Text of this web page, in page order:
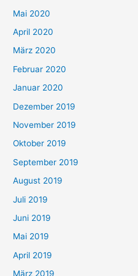
Mai 2020
April 2020
März 2020
Februar 2020
Januar 2020
Dezember 2019
November 2019
Oktober 2019
September 2019
August 2019
Juli 2019
Juni 2019
Mai 2019
April 2019
März 2019